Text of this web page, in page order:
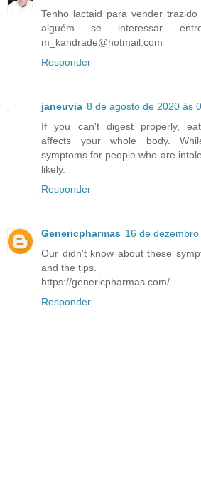
Tenho lactaid para vender
alguém se interessar
m_kandrade@hotmail.com
Responder
janeuvia 8 de agosto de 2020 às
If you can't digest properly,
affects your whole body.
symptoms for people who are
likely.
Responder
Genericpharmas 16 de
Our didn't know about these
and the tips.
https://genericpharmas.com/
Responder